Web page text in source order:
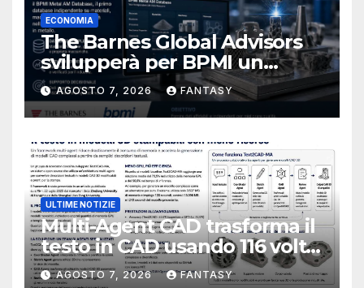
ECONOMIA
The Barnes Global Advisors
svilupperà per BPMI un
database per la stampa 3D
metallica destinata alla filiera
navale statunitense
AGOSTO 7, 2026 FANTASY
ULTIME NOTIZIE
Multi-Agent CAD trasforma il
testo in CAD usando 116 volte
meno token
AGOSTO 7, 2026 FANTASY